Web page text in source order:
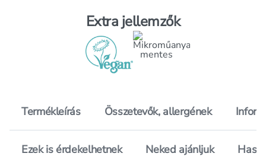
Extra jellemzők
Termékleírás Összetevők, allergének
Ezek is érdekelhetnek Neked ajánljuk